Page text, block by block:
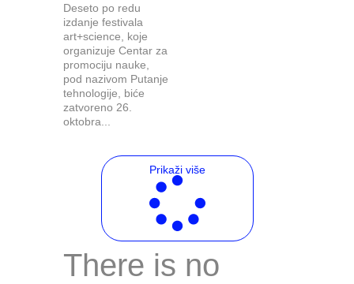
Deseto po redu
izdanje festivala
art+science, koje
organizuje Centar za
promociju nauke,
pod nazivom Putanje
tehnologije, biće
zatvoreno 26.
oktobra...
Prikaži više
There is no